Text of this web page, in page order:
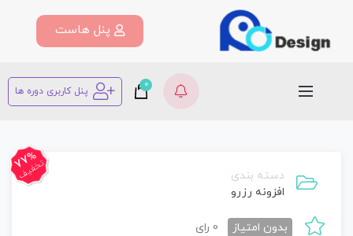
پنل هاست
0 پنل کاربری دوره ها
دسته بندی
افزونه رزرو
بدون امتیاز 0 رای
77%
تخفیف